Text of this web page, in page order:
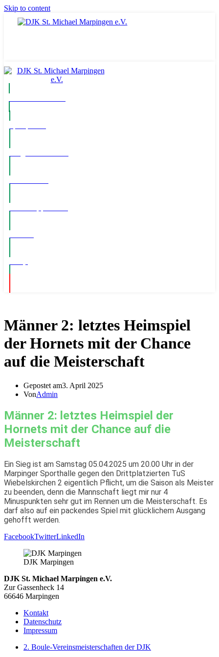
Skip to content
Männer 2: letztes Heimspiel
der Hornets mit der Chance
auf die Meisterschaft
Gepostet am3. April 2025
VonAdmin
Männer 2: letztes Heimspiel der
Hornets mit der Chance auf die
Meisterschaft
Ein Sieg ist am Samstag 05.04.2025 um 20.00 Uhr in der
Marpinger Sporthalle gegen den Drittplatzierten TuS
Wiebelskirchen 2 eigentlich Pflicht, um die Saison als Meister
zu beenden, denn die Mannschaft liegt mir nur 4
Minuspunkten sehr gut im Rennen um die Meisterschaft. Es
darf also auf ein packendes Spiel mit glücklichem Ausgang
gehofft werden.
FacebookTwitterLinkedIn
DJK Marpingen
DJK St. Michael Marpingen e.V.
Zur Gassenheck 14
66646 Marpingen
Kontakt
Datenschutz
Impressum
2. Boule-Vereinsmeisterschaften der DJK